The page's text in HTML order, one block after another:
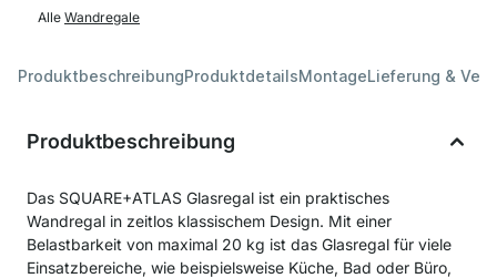
Alle Wandregale
ProduktbeschreibungProduktdetailsMontageLieferung &
Produktbeschreibung
Das SQUARE+ATLAS Glasregal ist ein praktisches
Wandregal in zeitlos klassischem Design. Mit einer
Belastbarkeit von maximal 20 kg ist das Glasregal für viele
Einsatzbereiche, wie beispielsweise Küche, Bad oder Büro,